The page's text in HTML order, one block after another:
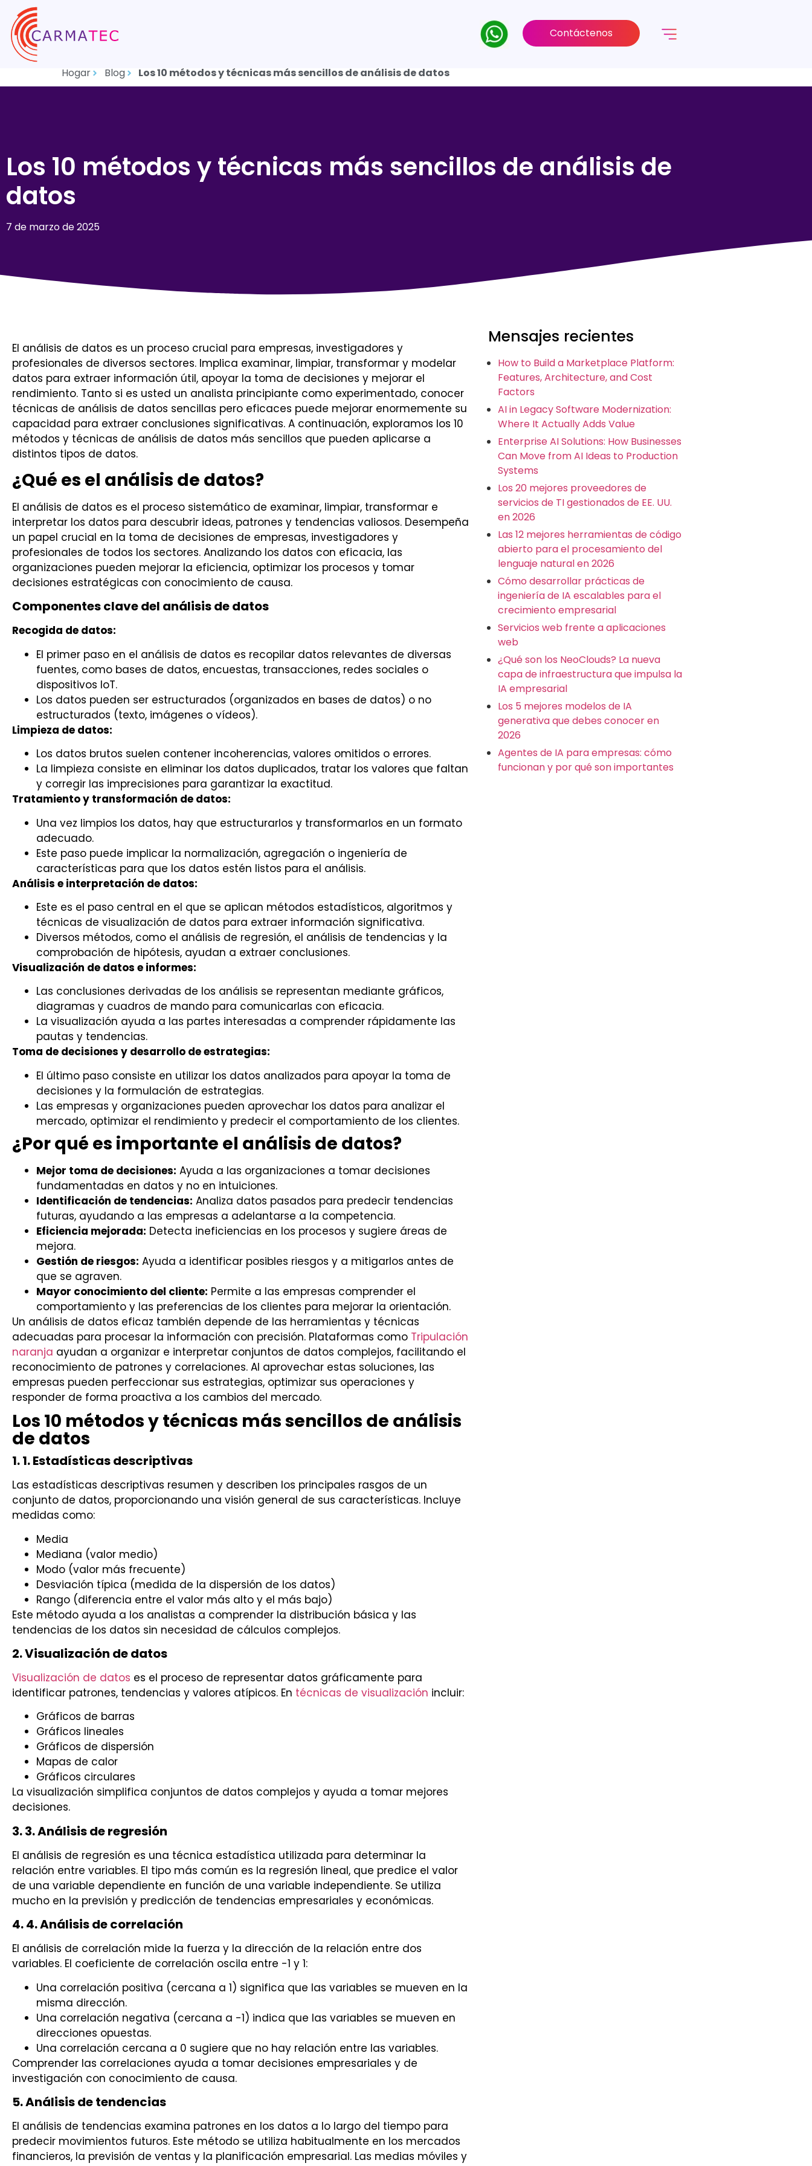
Contáctenos
Hogar Blog Los 10 métodos y técnicas más sencillos de análisis de datos
Los 10 métodos y técnicas más sencillos de análisis de
datos
7 de marzo de 2025
El análisis de datos es un proceso crucial para empresas, investigadores y
profesionales de diversos sectores. Implica examinar, limpiar, transformar y modelar
datos para extraer información útil, apoyar la toma de decisiones y mejorar el
rendimiento. Tanto si es usted un analista principiante como experimentado, conocer
técnicas de análisis de datos sencillas pero eficaces puede mejorar enormemente su
capacidad para extraer conclusiones significativas. A continuación, exploramos los 10
métodos y técnicas de análisis de datos más sencillos que pueden aplicarse a
distintos tipos de datos.
¿Qué es el análisis de datos?
El análisis de datos es el proceso sistemático de examinar, limpiar, transformar e
interpretar los datos para descubrir ideas, patrones y tendencias valiosos. Desempeña
un papel crucial en la toma de decisiones de empresas, investigadores y
profesionales de todos los sectores. Analizando los datos con eficacia, las
organizaciones pueden mejorar la eficiencia, optimizar los procesos y tomar
decisiones estratégicas con conocimiento de causa.
Componentes clave del análisis de datos
Recogida de datos:
El primer paso en el análisis de datos es recopilar datos relevantes de diversas
fuentes, como bases de datos, encuestas, transacciones, redes sociales o
dispositivos IoT.
Los datos pueden ser estructurados (organizados en bases de datos) o no
estructurados (texto, imágenes o vídeos).
Limpieza de datos:
Los datos brutos suelen contener incoherencias, valores omitidos o errores.
La limpieza consiste en eliminar los datos duplicados, tratar los valores que faltan
y corregir las imprecisiones para garantizar la exactitud.
Tratamiento y transformación de datos:
Una vez limpios los datos, hay que estructurarlos y transformarlos en un formato
adecuado.
Este paso puede implicar la normalización, agregación o ingeniería de
características para que los datos estén listos para el análisis.
Análisis e interpretación de datos:
Este es el paso central en el que se aplican métodos estadísticos, algoritmos y
técnicas de visualización de datos para extraer información significativa.
Diversos métodos, como el análisis de regresión, el análisis de tendencias y la
comprobación de hipótesis, ayudan a extraer conclusiones.
Visualización de datos e informes:
Las conclusiones derivadas de los análisis se representan mediante gráficos,
diagramas y cuadros de mando para comunicarlas con eficacia.
La visualización ayuda a las partes interesadas a comprender rápidamente las
pautas y tendencias.
Toma de decisiones y desarrollo de estrategias:
El último paso consiste en utilizar los datos analizados para apoyar la toma de
decisiones y la formulación de estrategias.
Las empresas y organizaciones pueden aprovechar los datos para analizar el
mercado, optimizar el rendimiento y predecir el comportamiento de los clientes.
¿Por qué es importante el análisis de datos?
Mejor toma de decisiones: Ayuda a las organizaciones a tomar decisiones
fundamentadas en datos y no en intuiciones.
Identificación de tendencias: Analiza datos pasados para predecir tendencias
futuras, ayudando a las empresas a adelantarse a la competencia.
Eficiencia mejorada: Detecta ineficiencias en los procesos y sugiere áreas de
mejora.
Gestión de riesgos: Ayuda a identificar posibles riesgos y a mitigarlos antes de
que se agraven.
Mayor conocimiento del cliente: Permite a las empresas comprender el
comportamiento y las preferencias de los clientes para mejorar la orientación.
Un análisis de datos eficaz también depende de las herramientas y técnicas
adecuadas para procesar la información con precisión. Plataformas como Tripulación
naranja ayudan a organizar e interpretar conjuntos de datos complejos, facilitando el
reconocimiento de patrones y correlaciones. Al aprovechar estas soluciones, las
empresas pueden perfeccionar sus estrategias, optimizar sus operaciones y
responder de forma proactiva a los cambios del mercado.
Los 10 métodos y técnicas más sencillos de análisis
de datos
1. 1. Estadísticas descriptivas
Las estadísticas descriptivas resumen y describen los principales rasgos de un
conjunto de datos, proporcionando una visión general de sus características. Incluye
medidas como:
Media
Mediana (valor medio)
Modo (valor más frecuente)
Desviación típica (medida de la dispersión de los datos)
Rango (diferencia entre el valor más alto y el más bajo)
Este método ayuda a los analistas a comprender la distribución básica y las
tendencias de los datos sin necesidad de cálculos complejos.
2. Visualización de datos
Visualización de datos es el proceso de representar datos gráficamente para
identificar patrones, tendencias y valores atípicos. En técnicas de visualización incluir:
Gráficos de barras
Gráficos lineales
Gráficos de dispersión
Mapas de calor
Gráficos circulares
La visualización simplifica conjuntos de datos complejos y ayuda a tomar mejores
decisiones.
3. 3. Análisis de regresión
El análisis de regresión es una técnica estadística utilizada para determinar la
relación entre variables. El tipo más común es la regresión lineal, que predice el valor
de una variable dependiente en función de una variable independiente. Se utiliza
mucho en la previsión y predicción de tendencias empresariales y económicas.
4. 4. Análisis de correlación
El análisis de correlación mide la fuerza y la dirección de la relación entre dos
variables. El coeficiente de correlación oscila entre -1 y 1:
Una correlación positiva (cercana a 1) significa que las variables se mueven en la
misma dirección.
Una correlación negativa (cercana a -1) indica que las variables se mueven en
direcciones opuestas.
Una correlación cercana a 0 sugiere que no hay relación entre las variables.
Comprender las correlaciones ayuda a tomar decisiones empresariales y de
investigación con conocimiento de causa.
5. Análisis de tendencias
El análisis de tendencias examina patrones en los datos a lo largo del tiempo para
predecir movimientos futuros. Este método se utiliza habitualmente en los mercados
financieros, la previsión de ventas y la planificación empresarial. Las medias móviles y
Mensajes recientes
How to Build a Marketplace Platform:
Features, Architecture, and Cost
Factors
AI in Legacy Software Modernization:
Where It Actually Adds Value
Enterprise AI Solutions: How Businesses
Can Move from AI Ideas to Production
Systems
Los 20 mejores proveedores de
servicios de TI gestionados de EE. UU.
en 2026
Las 12 mejores herramientas de código
abierto para el procesamiento del
lenguaje natural en 2026
Cómo desarrollar prácticas de
ingeniería de IA escalables para el
crecimiento empresarial
Servicios web frente a aplicaciones
web
¿Qué son los NeoClouds? La nueva
capa de infraestructura que impulsa la
IA empresarial
Los 5 mejores modelos de IA
generativa que debes conocer en
2026
Agentes de IA para empresas: cómo
funcionan y por qué son importantes